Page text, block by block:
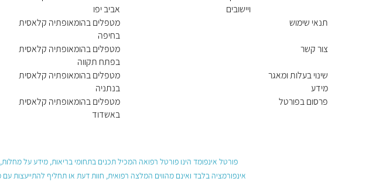
תנאי שימוש
צור קשר
שינוי בעלות ומאגר
מידע
פרסום בפורטל
ויישובים
אביב יפו
מטפלים בהומאופתיה קלאסית
בחיפה
מטפלים בהומאופתיה קלאסית
בפתח תקווה
מטפלים בהומאופתיה קלאסית
בנתניה
מטפלים בהומאופתיה קלאסית
באשדוד
פורטל אינפומד הינו פורטל רפואה המכיל תכנים בתחומי בריאות, מידע על
אינפורמציה בלבד ואינם מהווים המלצה רפואית, חוות דעת או תחליף להתייעצות